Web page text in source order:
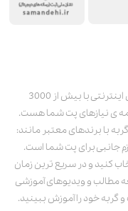
پت استور به عنوان یکی از قدیمی‌ترین پت شاپ های اینترنتی با بیش از 3000
ی نیازهای پت شما هست.
با برندهای معتبر مانند:
جانبی برای پت شما است.
کنید و در سریع ترین زمان
مطالب و ویدیوهای آموزشی
گربه خود را آموزش ببینید.